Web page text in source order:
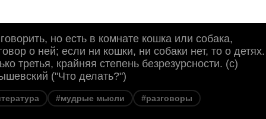
но есть в комнате кошка или собака,
о ней; если ни кошки, ни собаки нет, то о детях.
третья, крайняя степень безрезурсности. (с)
("Что делать?")
#мудрые мысли #разговоры